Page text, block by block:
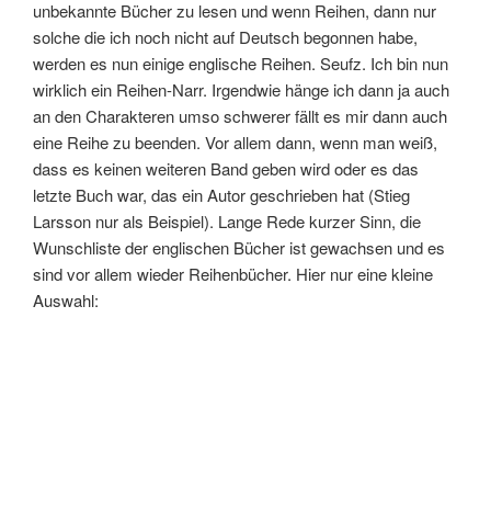
unbekannte Bücher zu lesen und wenn Reihen, dann nur
solche die ich noch nicht auf Deutsch begonnen habe,
werden es nun einige englische Reihen. Seufz. Ich bin nun
wirklich ein Reihen-Narr. Irgendwie hänge ich dann ja auch
an den Charakteren umso schwerer fällt es mir dann auch
eine Reihe zu beenden. Vor allem dann, wenn man weiß,
dass es keinen weiteren Band geben wird oder es das
letzte Buch war, das ein Autor geschrieben hat (Stieg
Larsson nur als Beispiel). Lange Rede kurzer Sinn, die
Wunschliste der englischen Bücher ist gewachsen und es
sind vor allem wieder Reihenbücher. Hier nur eine kleine
Auswahl: